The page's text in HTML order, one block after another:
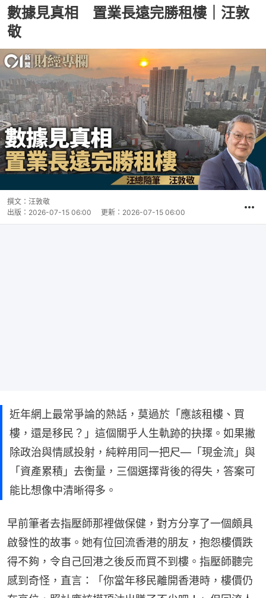
數據見真相 置業長遠完勝租樓｜汪敦
敬
撰文： 汪敦敬
出版： 2026-07-15 06:00 更新： 2026-07-15 06:00
近年網上最常爭論的熱話，莫過於「應該租樓、買
樓，還是移民？」這個關乎人生軌跡的抉擇。如果撇
除政治與情感投射，純粹用同一把尺—「現金流」與
「資產累積」去衡量，三個選擇背後的得失，答案可
能比想像中清晰得多。
早前筆者去指壓師那裡做保健，對方分享了一個頗具
啟發性的故事。她有位回流香港的朋友，抱怨樓價跌
得不夠，令自己回港之後反而買不到樓。指壓師聽完
感到奇怪，直言：「你當年移民離開香港時，樓價仍